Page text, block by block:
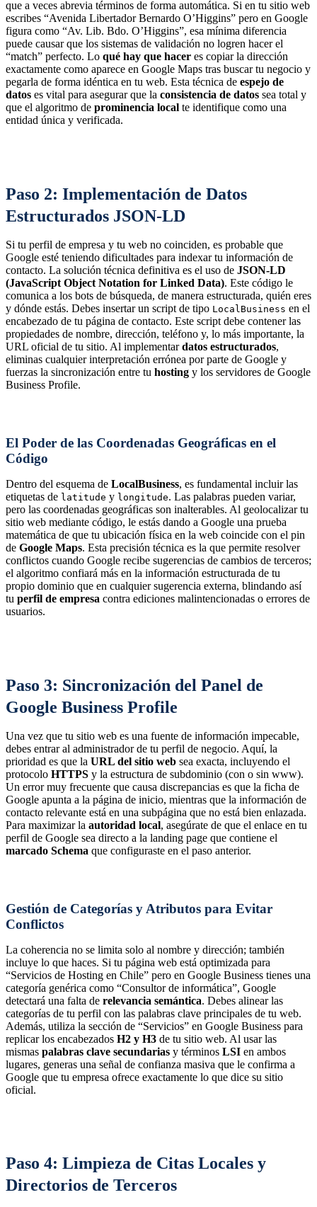
que a veces abrevia términos de forma automática. Si en tu sitio web
escribes “Avenida Libertador Bernardo O’Higgins” pero en Google
figura como “Av. Lib. Bdo. O’Higgins”, esa mínima diferencia
puede causar que los sistemas de validación no logren hacer el
“match” perfecto. Lo qué hay que hacer es copiar la dirección
exactamente como aparece en Google Maps tras buscar tu negocio y
pegarla de forma idéntica en tu web. Esta técnica de espejo de
datos es vital para asegurar que la consistencia de datos sea total y
que el algoritmo de prominencia local te identifique como una
entidad única y verificada.
Paso 2: Implementación de Datos
Estructurados JSON-LD
Si tu perfil de empresa y tu web no coinciden, es probable que
Google esté teniendo dificultades para indexar tu información de
contacto. La solución técnica definitiva es el uso de JSON-LD
(JavaScript Object Notation for Linked Data). Este código le
comunica a los bots de búsqueda, de manera estructurada, quién eres
y dónde estás. Debes insertar un script de tipo LocalBusiness en el
encabezado de tu página de contacto. Este script debe contener las
propiedades de nombre, dirección, teléfono y, lo más importante, la
URL oficial de tu sitio. Al implementardatos estructurados,
eliminas cualquier interpretación errónea por parte de Google y
fuerzas la sincronización entre tu hosting y los servidores de Google
Business Profile.
El Poder de las Coordenadas Geográficas en el
Código
Dentro del esquema de LocalBusiness, es fundamental incluir las
etiquetas de latitude y longitude. Las palabras pueden variar,
pero las coordenadas geográficas son inalterables. Al geolocalizar tu
sitio web mediante código, le estás dando a Google una prueba
matemática de que tu ubicación física en la web coincide con el pin
de Google Maps. Esta precisión técnica es la que permite resolver
conflictos cuando Google recibe sugerencias de cambios de terceros;
el algoritmo confiará más en la información estructurada de tu
propio dominio que en cualquier sugerencia externa, blindando así
tu perfil de empresa contra ediciones malintencionadas o errores de
usuarios.
Paso 3: Sincronización del Panel de
Google Business Profile
Una vez que tu sitio web es una fuente de información impecable,
debes entrar al administrador de tu perfil de negocio. Aquí, la
prioridad es que la URL del sitio web sea exacta, incluyendo el
protocolo HTTPS y la estructura de subdominio (con o sin www).
Un error muy frecuente que causa discrepancias es que la ficha de
Google apunta a la página de inicio, mientras que la información de
contacto relevante está en una subpágina que no está bien enlazada.
Para maximizar la autoridad local, asegúrate de que el enlace en tu
perfil de Google sea directo a la landing page que contiene el
marcado Schema que configuraste en el paso anterior.
Gestión de Categorías y Atributos para Evitar
Conflictos
La coherencia no se limita solo al nombre y dirección; también
incluye lo que haces. Si tu página web está optimizada para
“Servicios de Hosting en Chile” pero en Google Business tienes una
categoría genérica como “Consultor de informática”, Google
detectará una falta de relevancia semántica. Debes alinear las
categorías de tu perfil con las palabras clave principales de tu web.
Además, utiliza la sección de “Servicios” en Google Business para
replicar los encabezados H2 y H3 de tu sitio web. Al usar las
mismas palabras clave secundarias y términos LSI en ambos
lugares, generas una señal de confianza masiva que le confirma a
Google que tu empresa ofrece exactamente lo que dice su sitio
oficial.
Paso 4: Limpieza de Citas Locales y
Directorios de Terceros